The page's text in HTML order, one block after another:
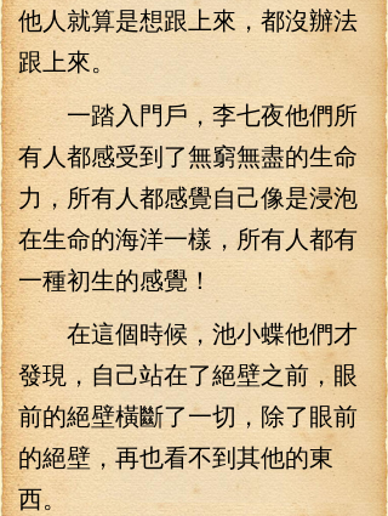
他人就算是想跟上來，都沒辦法
跟上來。
一踏入門戶，李七夜他們所
有人都感受到了無窮無盡的生命
力，所有人都感覺自己像是浸泡
在生命的海洋一樣，所有人都有
一種初生的感覺！
在這個時候，池小蝶他們才
發現，自己站在了絕壁之前，眼
前的絕壁橫斷了一切，除了眼前
的絕壁，再也看不到其他的東
西。